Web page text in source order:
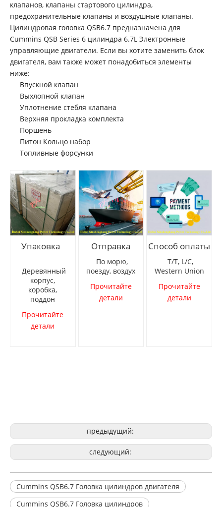
клапанов, клапаны стартового цилиндра,
предохранительные клапаны и воздушные клапаны.
Цилиндровая головка QSB6.7 предназначена для
Cummins QSB Series 6 цилиндра 6.7L Электронные
управляющие двигатели. Если вы хотите заменить блок
двигателя, вам также может понадобиться элементы
ниже:
Впускной клапан
Выхлопной клапан
Уплотнение стебля клапана
Верхняя прокладка комплекта
Поршень
Питон Кольцо набор
Топливные форсунки
Упаковка
Деревянный
корпус,
коробка,
поддон
Прочитайте
детали
Отправка
По морю,
поезду, воздух
Прочитайте
детали
Способ оплаты
T/T, L/C,
Western Union
Прочитайте
детали
предыдущий:
следующий:
Cummins QSB6.7 Головка цилиндров двигателя
Cummins QSB6.7 Головка цилиндров